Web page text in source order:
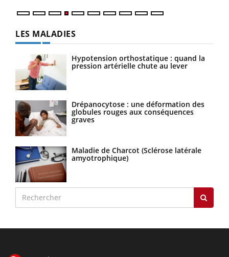
LES MALADIES
Hypotension orthostatique : quand la
pression artérielle chute au lever
Drépanocytose : une déformation des
globules rouges aux conséquences
graves
Maladie de Charcot (Sclérose latérale
amyotrophique)